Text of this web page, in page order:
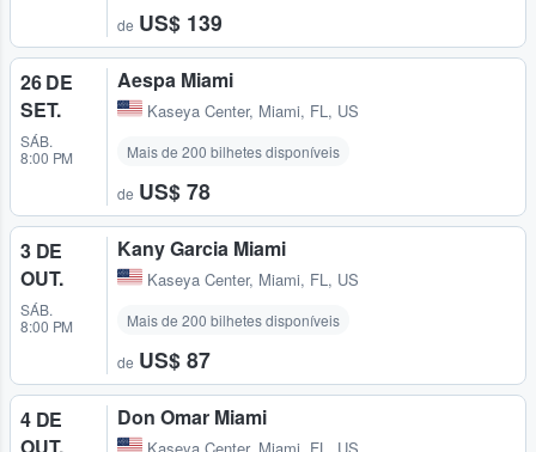
de US$ 139
26 DE
SET.
SÁB.
8:00 PM
Aespa Miami
Kaseya Center, Miami, FL, US
Mais de 200 bilhetes disponíveis
de US$ 78
3 DE
OUT.
SÁB.
8:00 PM
Kany Garcia Miami
Kaseya Center, Miami, FL, US
Mais de 200 bilhetes disponíveis
de US$ 87
4 DE
Don Omar Miami